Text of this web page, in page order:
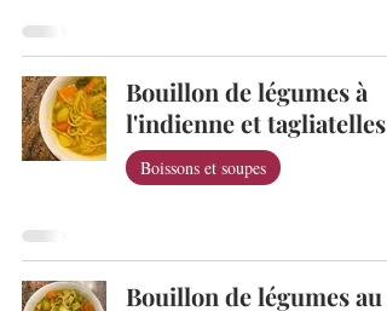
Bouillon de légumes à
l'indienne et tagliatelles
Boissons et soupes
Bouillon de légumes au